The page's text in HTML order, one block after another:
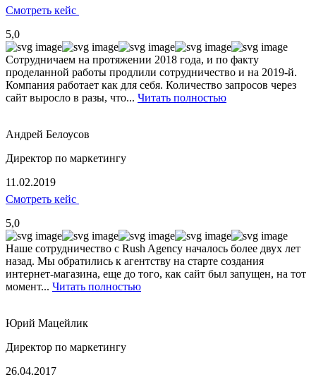
Смотреть кейс
5,0
Сотрудничаем на протяжении 2018 года, и по факту
проделанной работы продлили сотрудничество и на 2019-й.
Компания работает как для себя. Количество запросов через
сайт выросло в разы, что... Читать полностью
Андрей Белоусов
Директор по маркетингу
11.02.2019
Смотреть кейс
5,0
Наше сотрудничество с Rush Agency началось более двух лет
назад. Мы обратились к агентству на старте создания
интернет-магазина, еще до того, как сайт был запущен, на тот
момент... Читать полностью
Юрий Мацейлик
Директор по маркетингу
26.04.2017